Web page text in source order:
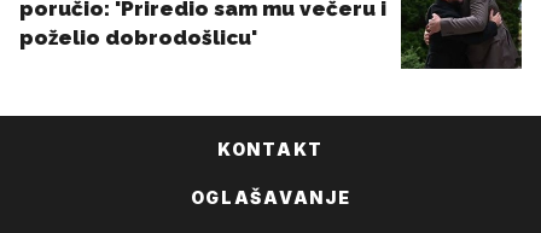
KONTAKT
OGLAŠAVANJE